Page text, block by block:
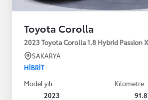
Toyota Corolla
2023 Toyota Corolla 1.8 Hybrid Passion
SAKARYA
HIBRIT
Model yılı
2023
Kilometre